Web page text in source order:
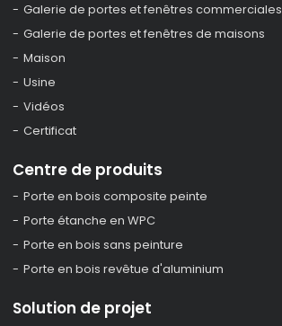
Galerie de portes et fenêtres commerciales
Galerie de portes et fenêtres de maisons
Maison
Usine
Vidéos
Certificat
Centre de produits
Porte en bois composite peinte
Porte étanche en WPC
Porte en bois sans peinture
Porte en bois revêtue d'aluminium
Solution de projet